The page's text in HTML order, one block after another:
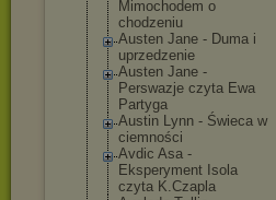
Mimochodem o
chodzeniu
Austen Jane - Duma i
uprzedzenie
Austen Jane -
Perswazje czyta Ewa
Partyga
Austin Lynn - Świeca w
ciemności
Avdic Asa -
Eksperyment Isola
czyta K.Czapla